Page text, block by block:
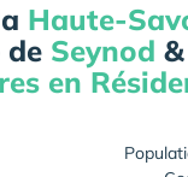
Haute-
Seynod &
en